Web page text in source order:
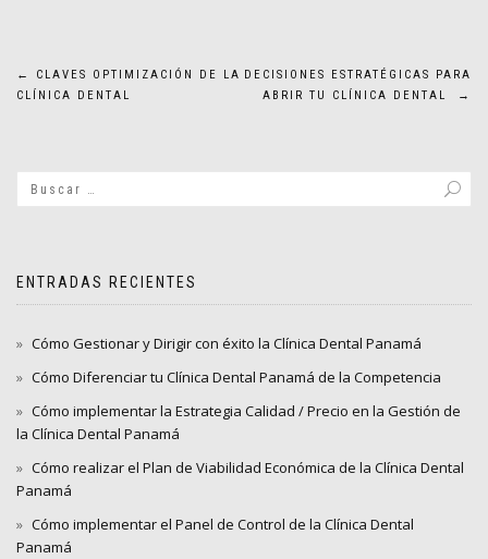
Navegación
entradas
←
CLAVES OPTIMIZACIÓN DE LA
CLÍNICA DENTAL
DECISIONES ESTRATÉGICAS PARA
ABRIR TU CLÍNICA DENTAL
→
ENTRADAS RECIENTES
Cómo Gestionar y Dirigir con éxito la Clínica Dental Panamá
Cómo Diferenciar tu Clínica Dental Panamá de la Competencia
Cómo implementar la Estrategia Calidad / Precio en la Gestión de
la Clínica Dental Panamá
Cómo realizar el Plan de Viabilidad Económica de la Clínica Dental
Panamá
Cómo implementar el Panel de Control de la Clínica Dental
Panamá